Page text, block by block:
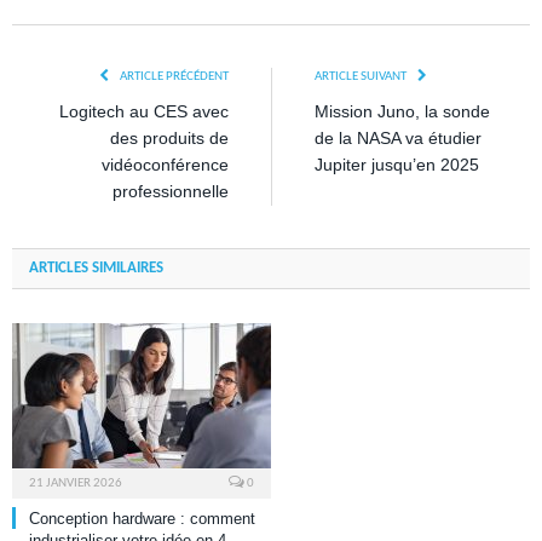
ARTICLE PRÉCÉDENT
Logitech au CES avec
des produits de
vidéoconférence
professionnelle
ARTICLE SUIVANT
Mission Juno, la sonde
de la NASA va étudier
Jupiter jusqu’en 2025
ARTICLES SIMILAIRES
21 JANVIER 2026 0
Conception hardware : comment